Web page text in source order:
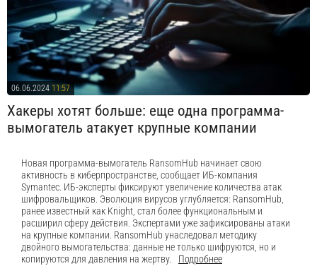
06.06.2024 11:57
Хакеры хотят больше: еще одна программа-
вымогатель атакует крупные компании
Новая программа-вымогатель RansomHub начинает свою
активность в киберпространстве, сообщает ИБ-компания
Symantec. ИБ-эксперты фиксируют увеличение количества атак
шифровальщиков. Эволюция вирусов углубляется: RansomHub,
ранее известный как Knight, стал более функциональным и
расширил сферу действия. Экспертами уже зафиксированы атаки
на крупные компании. RansomHub унаследовал методику
двойного вымогательства: данные не только шифруются, но и
копируются для давления на жертву.
Подробнее